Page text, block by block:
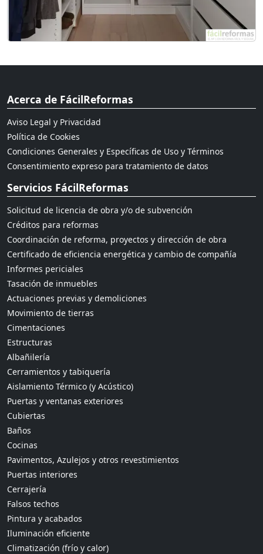
Acerca de FácilReformas
Aviso Legal y Privacidad
Política de Cookies
Condiciones Generales y Específicas de Uso y Términos
Consentimiento expreso para tratamiento de datos
Servicios FácilReformas
Solicitud de licencia de obra y/o de subvención
Créditos para reformas
Coordinación de reforma, proyectos y dirección de obra
Certificado de eficiencia energética y cambio de compañía
Informes periciales
Tasación de inmuebles
Actuaciones previas y demoliciones
Movimiento de tierras
Cimentaciones
Estructuras
Albañilería
Cerramientos y tabiquería
Aislamiento Térmico (y Acústico)
Puertas y ventanas exteriores
Cubiertas
Baños
Cocinas
Pavimentos, Azulejos y otros revestimientos
Puertas interiores
Cerrajería
Falsos techos
Pintura y acabados
Iluminación eficiente
Climatización (frío y calor)